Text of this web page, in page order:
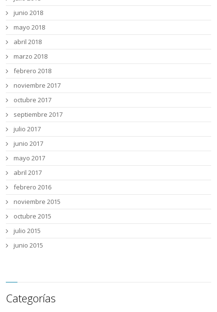
junio 2018
mayo 2018
abril 2018
marzo 2018
febrero 2018
noviembre 2017
octubre 2017
septiembre 2017
julio 2017
junio 2017
mayo 2017
abril 2017
febrero 2016
noviembre 2015
octubre 2015
julio 2015
junio 2015
Categorías